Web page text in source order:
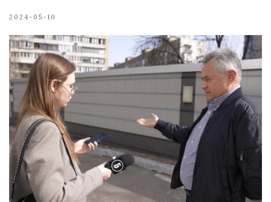
2024-05-10